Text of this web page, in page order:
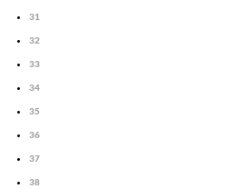
31
32
33
34
35
36
37
38